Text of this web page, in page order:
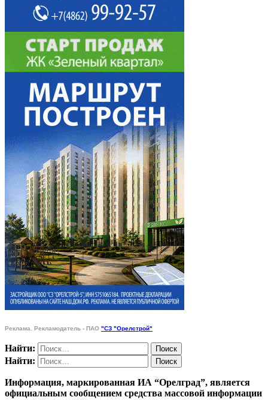
Реклама. Рекламодатель - ПАО "СЗ "Орелстрой"
Найти:
Найти:
Информация, маркированная ИА “Орелград”, является
официальным сообщением средства массовой информации